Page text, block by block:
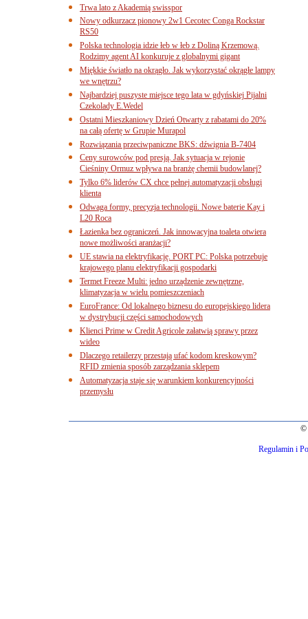
Trwa lato z Akademią swisspor
Nowy odkurzacz pionowy 2w1 Cecotec Conga Rockstar
RS50
Polska technologia idzie łeb w łeb z Doliną Krzemową.
Rodzimy agent AI konkuruje z globalnymi gigant
Miękkie światło na okrągło. Jak wykorzystać okrągłe lampy
we wnętrzu?
Najbardziej puszyste miejsce tego lata w gdyńskiej Pijalni
Czekolady E.Wedel
Ostatni Mieszkaniowy Dzień Otwarty z rabatami do 20%
na całą ofertę w Grupie Murapol
Rozwiązania przeciwpaniczne BKS: dźwignia B-7404
Ceny surowców pod presją. Jak sytuacja w rejonie
Cieśniny Ormuz wpływa na branżę chemii budowlanej?
Tylko 6% liderów CX chce pełnej automatyzacji obsługi
klienta
Odwaga formy, precyzja technologii. Nowe baterie Kay i
L20 Roca
Łazienka bez ograniczeń. Jak innowacyjna toaleta otwiera
nowe możliwości aranżacji?
UE stawia na elektryfikację. PORT PC: Polska potrzebuje
krajowego planu elektryfikacji gospodarki
Termet Freeze Multi: jedno urządzenie zewnętrzne,
klimatyzacja w wielu pomieszczeniach
EuroFrance: Od lokalnego biznesu do europejskiego lidera
w dystrybucji części samochodowych
Klienci Prime w Credit Agricole załatwią sprawy przez
wideo
Dlaczego retailerzy przestają ufać kodom kreskowym?
RFID zmienia sposób zarządzania sklepem
Automatyzacja staje się warunkiem konkurencyjności
przemysłu
©
Regulamin i